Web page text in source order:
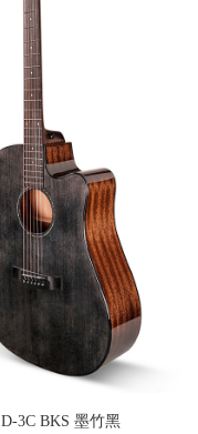
D-3C BKS 墨竹黑